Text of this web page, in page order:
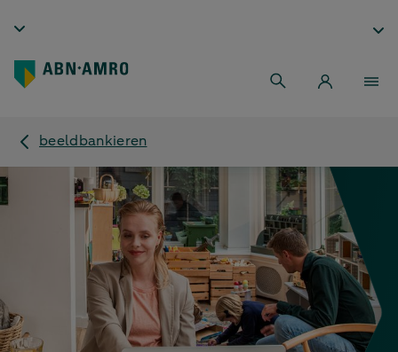
beeldbankieren